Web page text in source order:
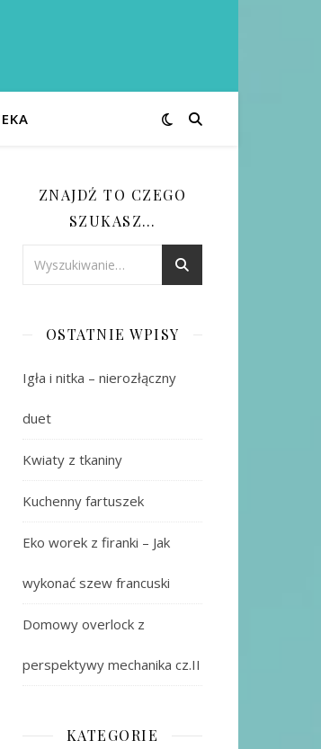
ZNAJDŹ TO CZEGO
SZUKASZ…
OSTATNIE WPISY
Igła i nitka – nierozłączny
duet
Kwiaty z tkaniny
Kuchenny fartuszek
Eko worek z firanki – Jak
wykonać szew francuski
Domowy overlock z
perspektywy mechanika cz.II
KATEGORIE